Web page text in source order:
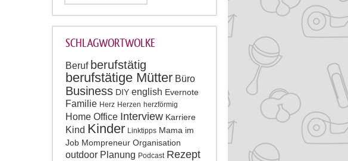
SCHLAGWORTWOLKE
Beruf berufstätig
berufstätige Mütter Büro
Business DIY english Evernote
Familie Herz Herzen herzförmig
Home Office Interview Karriere
Kind Kinder Linktipps Mama im
Job Mompreneur Organisation
outdoor Planung Podcast Rezept